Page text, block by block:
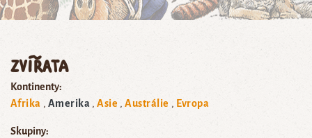
Zvířata
Kontinenty:
Afrika
Amerika Asie Austrálie Evropa
Skupiny: